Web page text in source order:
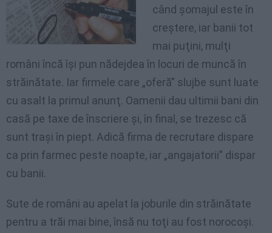
când şomajul este în
creştere, iar banii tot
mai puţini, mulţi
români încă îşi pun nădejdea în locuri de muncă în
străinătate. Iar firmele care „oferă” slujbe sunt luate
cu asalt la primul anunţ. Oamenii dau ultimii bani din
casă pe taxe de înscriere şi, în final, se trezesc că
sunt traşi în piept. Adică firma de recrutare dispare
ca prin farmec peste noapte, iar „angajatorii” dispar
cu banii.
Sute de români au apelat la joburile din străinătate
pentru a trăi mai bine, însă nu toţi au fost norocoşi.